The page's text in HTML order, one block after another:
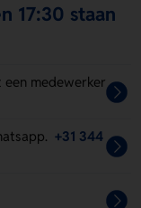
17:30 staan
een medewerker
+31 344